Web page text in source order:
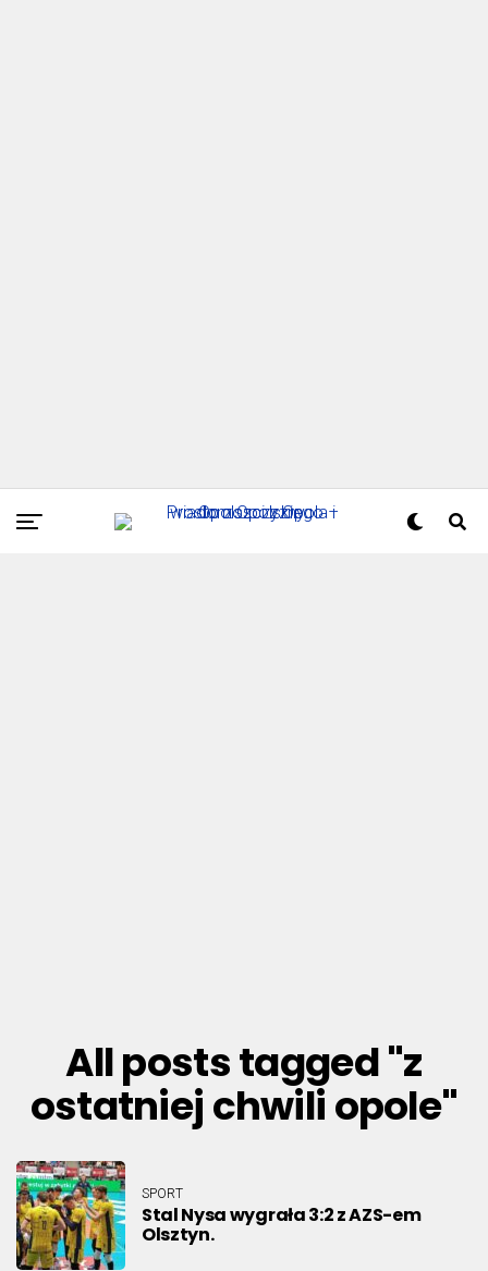
All posts tagged "z
ostatniej chwili opole"
SPORT
Stal Nysa wygrała 3:2 z AZS-em
Olsztyn.